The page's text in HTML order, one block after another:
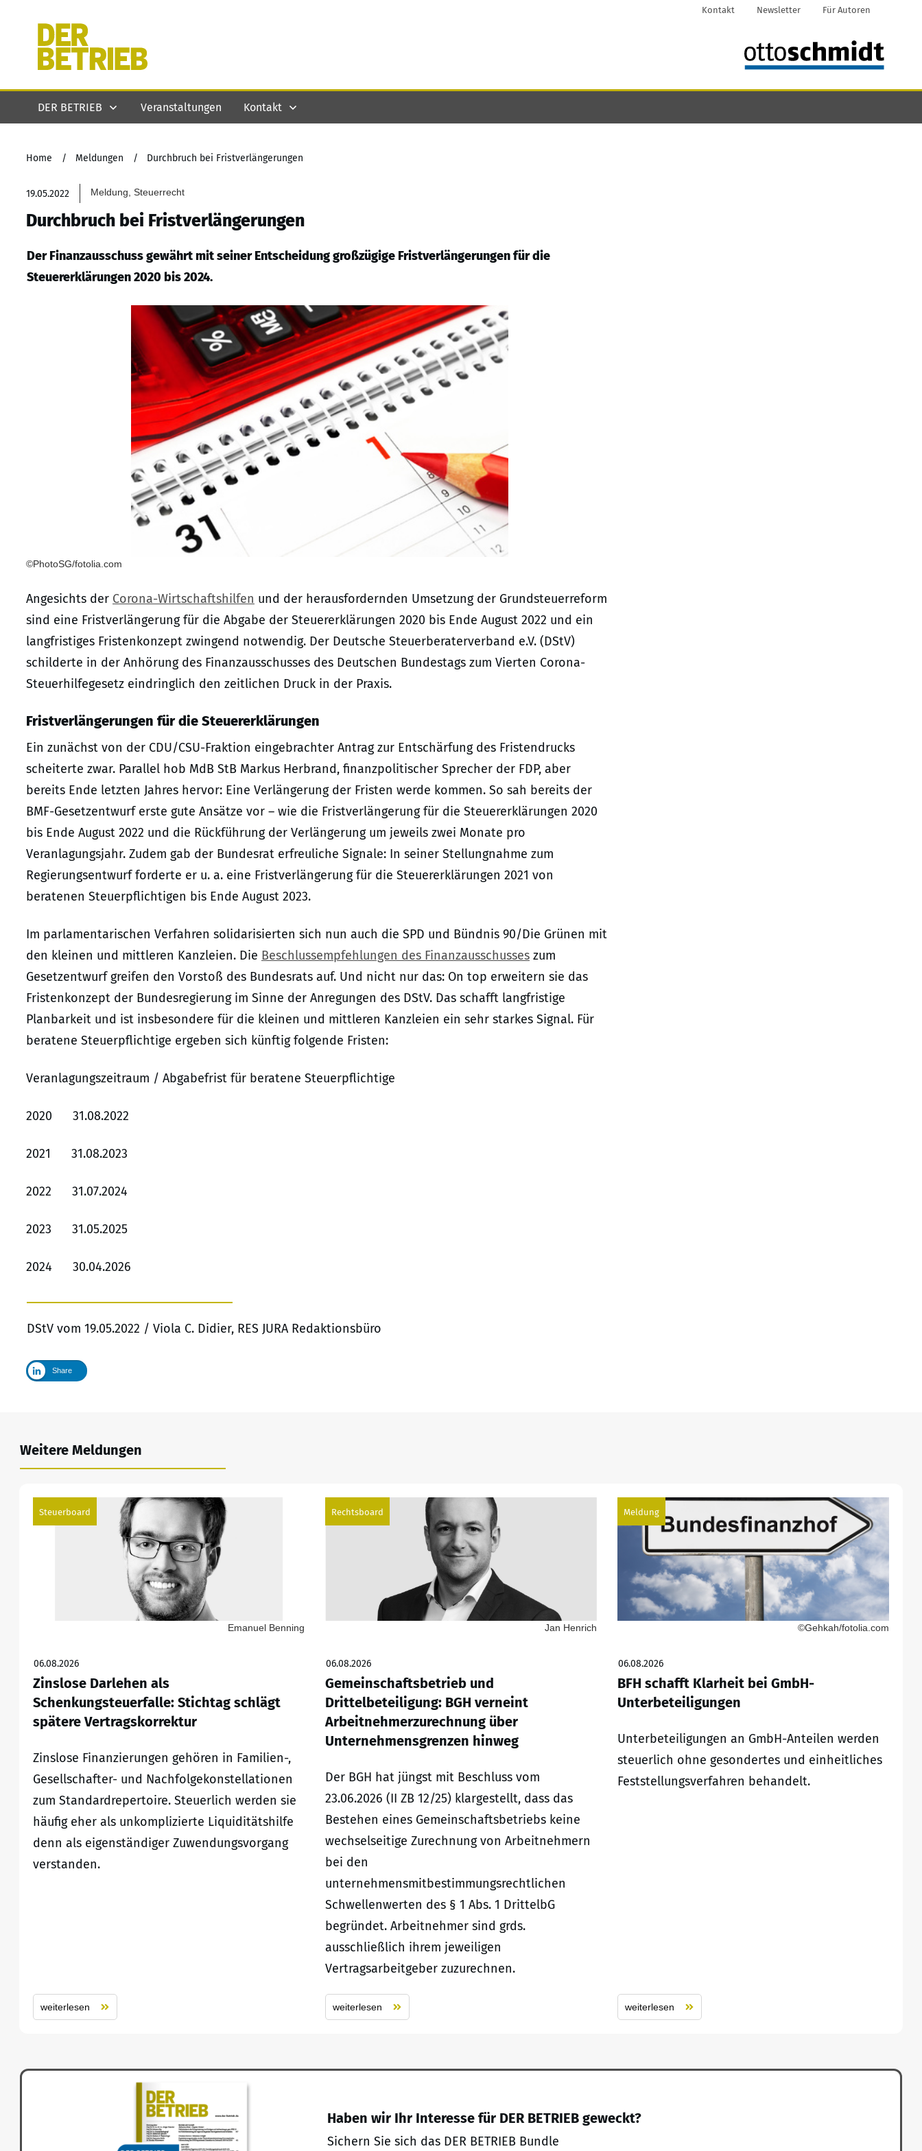
Kontakt Newsletter Für Autoren
DER BETRIEB Veranstaltungen Kontakt
Home / Meldungen / Durchbruch bei Fristverlängerungen
19.05.2022 Meldung, Steuerrecht
Durchbruch bei Fristverlängerungen
Der Finanzausschuss gewährt mit seiner Entscheidung großzügige Fristverlängerungen für die
Steuererklärungen 2020 bis 2024.
©PhotoSG/fotolia.com
Angesichts der Corona-Wirtschaftshilfen und der herausfordernden Umsetzung der Grundsteuerreform
sind eine Fristverlängerung für die Abgabe der Steuererklärungen 2020 bis Ende August 2022 und ein
langfristiges Fristenkonzept zwingend notwendig. Der Deutsche Steuerberaterverband e.V. (DStV)
schilderte in der Anhörung des Finanzausschusses des Deutschen Bundestags zum Vierten Corona-
Steuerhilfegesetz eindringlich den zeitlichen Druck in der Praxis.
Fristverlängerungen für die Steuererklärungen
Ein zunächst von der CDU/CSU-Fraktion eingebrachter Antrag zur Entschärfung des Fristendrucks
scheiterte zwar. Parallel hob MdB StB Markus Herbrand, finanzpolitischer Sprecher der FDP, aber
bereits Ende letzten Jahres hervor: Eine Verlängerung der Fristen werde kommen. So sah bereits der
BMF-Gesetzentwurf erste gute Ansätze vor – wie die Fristverlängerung für die Steuererklärungen 2020
bis Ende August 2022 und die Rückführung der Verlängerung um jeweils zwei Monate pro
Veranlagungsjahr. Zudem gab der Bundesrat erfreuliche Signale: In seiner Stellungnahme zum
Regierungsentwurf forderte er u. a. eine Fristverlängerung für die Steuererklärungen 2021 von
beratenen Steuerpflichtigen bis Ende August 2023.
Im parlamentarischen Verfahren solidarisierten sich nun auch die SPD und Bündnis 90/Die Grünen mit
den kleinen und mittleren Kanzleien. Die Beschlussempfehlungen des Finanzausschusses zum
Gesetzentwurf greifen den Vorstoß des Bundesrats auf. Und nicht nur das: On top erweitern sie das
Fristenkonzept der Bundesregierung im Sinne der Anregungen des DStV. Das schafft langfristige
Planbarkeit und ist insbesondere für die kleinen und mittleren Kanzleien ein sehr starkes Signal. Für
beratene Steuerpflichtige ergeben sich künftig folgende Fristen:
Veranlagungszeitraum / Abgabefrist für beratene Steuerpflichtige
2020 31.08.2022
2021 31.08.2023
2022 31.07.2024
2023 31.05.2025
2024 30.04.2026
DStV vom 19.05.2022 / Viola C. Didier, RES JURA Redaktionsbüro
Share
Weitere Meldungen
Steuerboard
Emanuel Benning
06.08.2026
Zinslose Darlehen als
Schenkungsteuerfalle: Stichtag schlägt
spätere Vertragskorrektur
Zinslose Finanzierungen gehören in Familien-,
Gesellschafter- und Nachfolgekonstellationen
zum Standardrepertoire. Steuerlich werden sie
häufig eher als unkomplizierte Liquiditätshilfe
denn als eigenständiger Zuwendungsvorgang
verstanden.
weiterlesen
Rechtsboard
Jan Henrich
06.08.2026
Gemeinschaftsbetrieb und
Drittelbeteiligung: BGH verneint
Arbeitnehmerzurechnung über
Unternehmensgrenzen hinweg
Der BGH hat jüngst mit Beschluss vom
23.06.2026 (II ZB 12/25) klargestellt, dass das
Bestehen eines Gemeinschaftsbetriebs keine
wechselseitige Zurechnung von Arbeitnehmern
bei den
unternehmensmitbestimmungsrechtlichen
Schwellenwerten des § 1 Abs. 1 DrittelbG
begründet. Arbeitnehmer sind grds.
ausschließlich ihrem jeweiligen
Vertragsarbeitgeber zuzurechnen.
weiterlesen
Meldung
©Gehkah/fotolia.com
06.08.2026
BFH schafft Klarheit bei GmbH-
Unterbeteiligungen
Unterbeteiligungen an GmbH-Anteilen werden
steuerlich ohne gesondertes und einheitliches
Feststellungsverfahren behandelt.
weiterlesen
Haben wir Ihr Interesse für DER BETRIEB geweckt?
Sichern Sie sich das DER BETRIEB Bundle